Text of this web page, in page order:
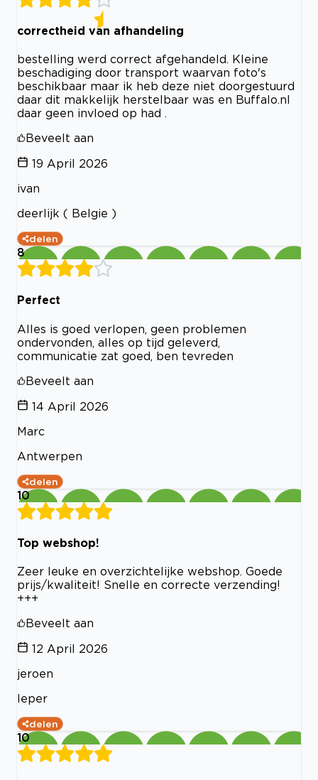
correctheid van afhandeling
bestelling werd correct afgehandeld. Kleine
beschadiging door transport waarvan foto's
beschikbaar maar ik heb deze niet doorgestuurd
daar dit makkelijk herstelbaar was en Buffalo.nl
daar geen invloed op had .
Beveelt aan
19 April 2026
ivan
deerlijk ( Belgie )
delen
8
Perfect
Alles is goed verlopen, geen problemen
ondervonden, alles op tijd geleverd,
communicatie zat goed, ben tevreden
Beveelt aan
14 April 2026
Marc
Antwerpen
delen
10
Top webshop!
Zeer leuke en overzichtelijke webshop. Goede
prijs/kwaliteit! Snelle en correcte verzending!
+++
Beveelt aan
12 April 2026
jeroen
Ieper
delen
10